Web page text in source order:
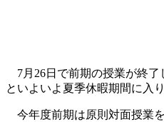
7月26日で前期の授業が終了
といよいよ夏季休暇期間に入り
今年度前期は原則対面授業